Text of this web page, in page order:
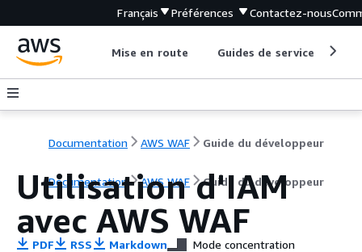
Français Préférences Contactez-nous
Mise en route Guides de service
Documentation AWS WAF Guide du développeur
Documentation AWS WAF Guide du développeur
Utilisation d'IAM
avec AWS WAF
PDF RSS Markdown Mode concentration